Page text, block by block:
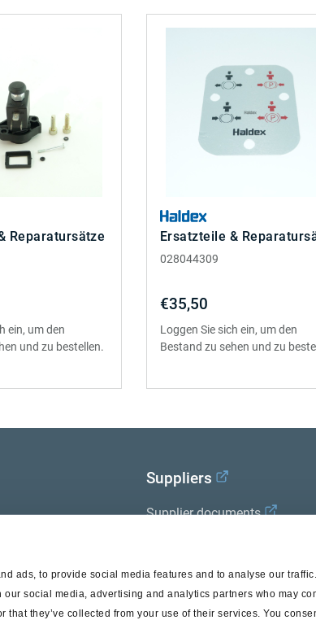
ads, to provide social media features and to analyse our
social media, advertising and analytics partners who may
that they’ve collected from your use of their services. You
Reparatursätze
ein, um den
und zu bestellen.
Ersatzteile &
028044309
€35,50
Loggen Sie sich ein, um den
Bestand zu sehen und zu
Suppliers
Supplier documents